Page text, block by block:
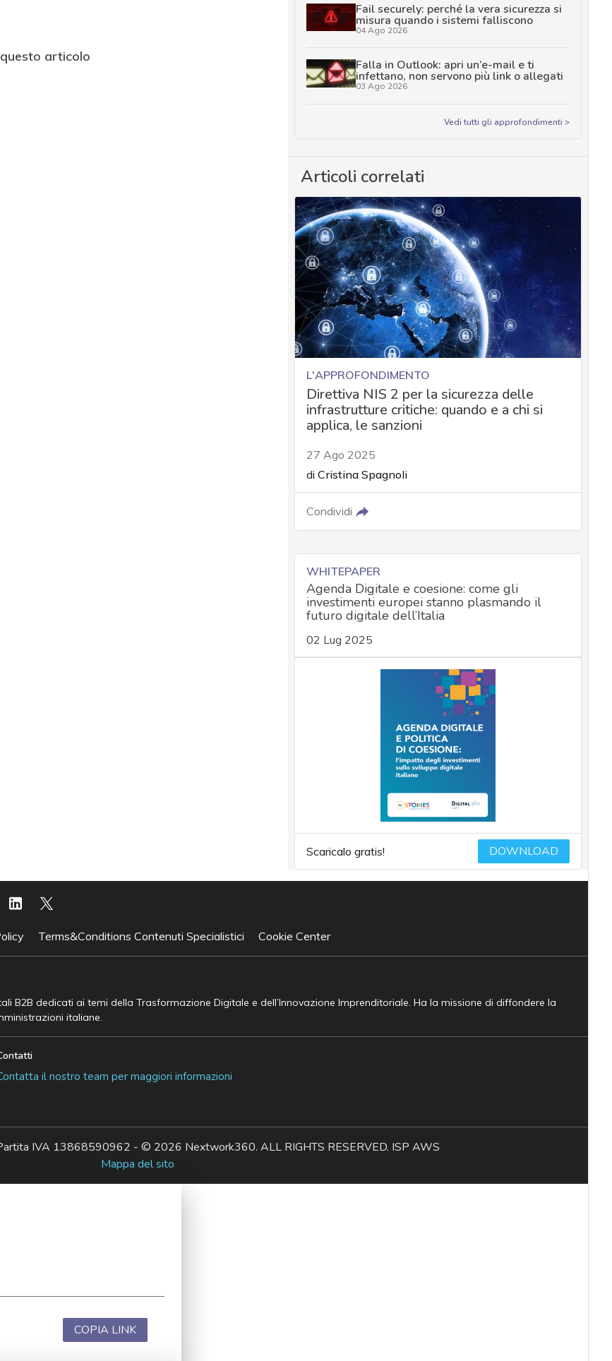
articolo
Fail securely: perché la vera sicurezza si
misura quando i sistemi falliscono
04 Ago 2026
Falla in Outlook: apri un’e-mail e ti
infettano, non servono più link o allegati
03 Ago 2026
Vedi tutti gli approfondimenti >
Articoli correlati
L'APPROFONDIMENTO
Direttiva NIS 2 per la sicurezza delle
infrastrutture critiche: quando e a chi si
applica, le sanzioni
27 Ago 2025
di Cristina Spagnoli
Condividi
WHITEPAPER
Agenda Digitale e coesione: come gli
investimenti europei stanno plasmando il
futuro digitale dell’Italia
02 Lug 2025
Scaricalo gratis! DOWNLOAD
Terms&Conditions Contenuti Specialistici Cookie Center
B2B dedicati ai temi della Trasformazione Digitale e dell’Innovazione Imprenditoriale. Ha la missione di diffondere la
italiane.
il nostro team per maggiori informazioni
IVA 13868590962 - © 2026 Nextwork360. ALL RIGHTS RESERVED. ISP AWS
Mappa del sito
COPIA LINK